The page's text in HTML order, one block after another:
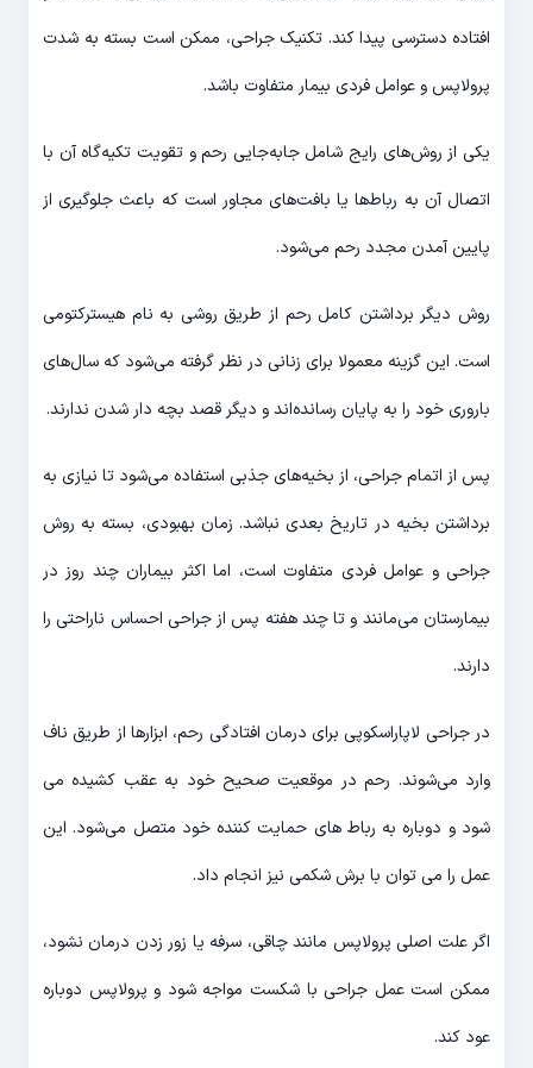
افتاده دسترسی پیدا کند. تکنیک جراحی، ممکن است بسته به شدت
پرولاپس و عوامل فردی بیمار متفاوت باشد.
یکی از روش‌های رایج شامل جابه‌جایی رحم و تقویت تکیه‌گاه آن با
اتصال آن به رباط‌ها یا بافت‌های مجاور است که باعث جلوگیری از
پایین آمدن مجدد رحم می‌شود.
روش دیگر برداشتن کامل رحم از طریق روشی به نام هیسترکتومی
است. این گزینه معمولا برای زنانی در نظر گرفته می‌شود که سال‌های
باروری خود را به پایان رسانده‌اند و دیگر قصد بچه دار شدن ندارند.
پس از اتمام جراحی، از بخیه‌های جذبی استفاده می‌شود تا نیازی به
برداشتن بخیه در تاریخ بعدی نباشد. زمان بهبودی، بسته به روش
جراحی و عوامل فردی متفاوت است، اما اکثر بیماران چند روز در
بیمارستان می‌مانند و تا چند هفته پس از جراحی احساس ناراحتی را
دارند.
در جراحی لاپاراسکوپی برای درمان افتادگی رحم، ابزارها از طریق ناف
وارد می‌شوند. رحم در موقعیت صحیح خود به عقب کشیده می
شود و دوباره به رباط های حمایت کننده خود متصل می‌شود. این
عمل را می توان با برش شکمی نیز انجام داد.
اگر علت اصلی پرولاپس مانند چاقی، سرفه یا زور زدن درمان نشود،
ممکن است عمل جراحی با شکست مواجه شود و پرولاپس دوباره
عود کند.